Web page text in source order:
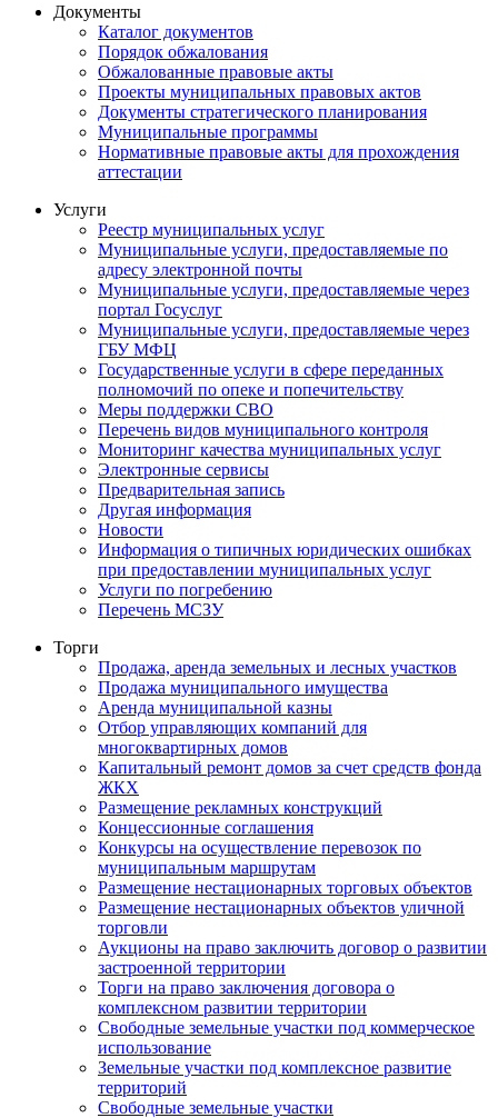
Документы
Каталог документов
Порядок обжалования
Обжалованные правовые акты
Проекты муниципальных правовых актов
Документы стратегического планирования
Муниципальные программы
Нормативные правовые акты для прохождения
аттестации
Услуги
Реестр муниципальных услуг
Муниципальные услуги, предоставляемые по
адресу электронной почты
Муниципальные услуги, предоставляемые через
портал Госуслуг
Муниципальные услуги, предоставляемые через
ГБУ МФЦ
Государственные услуги в сфере переданных
полномочий по опеке и попечительству
Меры поддержки СВО
Перечень видов муниципального контроля
Мониторинг качества муниципальных услуг
Электронные сервисы
Предварительная запись
Другая информация
Новости
Информация о типичных юридических ошибках
при предоставлении муниципальных услуг
Услуги по погребению
Перечень МСЗУ
Торги
Продажа, аренда земельных и лесных участков
Продажа муниципального имущества
Аренда муниципальной казны
Отбор управляющих компаний для
многоквартирных домов
Капитальный ремонт домов за счет средств фонда
ЖКХ
Размещение рекламных конструкций
Концессионные соглашения
Конкурсы на осуществление перевозок по
муниципальным маршрутам
Размещение нестационарных торговых объектов
Размещение нестационарных объектов уличной
торговли
Аукционы на право заключить договор о развитии
застроенной территории
Торги на право заключения договора о
комплексном развитии территории
Свободные земельные участки под коммерческое
использование
Земельные участки под комплексное развитие
территорий
Свободные земельные участки